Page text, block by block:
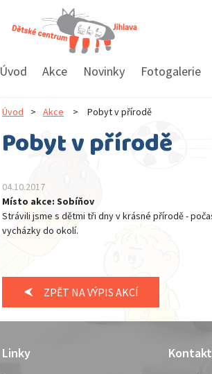
Úvod Akce Novinky Fotogalerie
Úvod > Akce > Pobyt v přírodě
Pobyt v přírodě
04.10.2017
Místo akce: Sobíňov
Strávili jsme s dětmi tři dny v krásné přírodě -
vycházky do okolí.
ZPĚT NA VÝPIS AKCÍ
Linky Kontakt